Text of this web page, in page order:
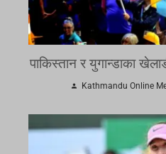
पाकिस्तान र युगान्डाका
Kathmandu Online